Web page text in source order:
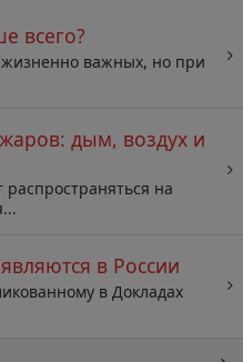
всего?
важных, но при
дым, воздух и
на
в России
в Докладах